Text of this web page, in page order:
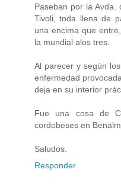
Paseban por la Avda.
Tivoli, toda llena de
una encima que
la mundial alos tres.
Al parecer y según
enfermedad
deja en su interior
Fue una cosa de
cordobeses en
Saludos.
Responder